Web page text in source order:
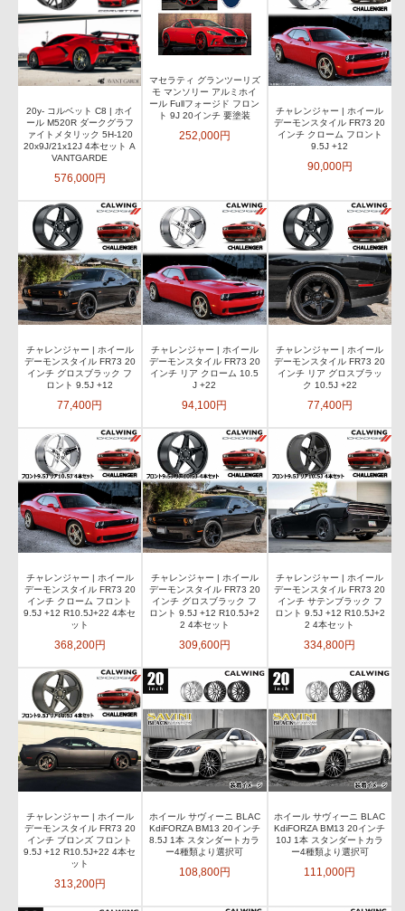
20y- コルベット C8 | ホイ
ール M520R ダークグラフ
ァイトメタリック 5H-120
20x9J/21x12J 4本セット A
VANTGARDE
576,000円
マセラティ グランツーリズ
モ マンソリー アルミホイ
ール Fullフォージド フロン
ト 9J 20インチ 要塗装
252,000円
チャレンジャー | ホイール
デーモンスタイル FR73 20
インチ クローム フロント
9.5J +12
90,000円
チャレンジャー | ホイール
デーモンスタイル FR73 20
インチ グロスブラック フ
ロント 9.5J +12
77,400円
チャレンジャー | ホイール
デーモンスタイル FR73 20
インチ リア クローム 10.5
J +22
94,100円
チャレンジャー | ホイール
デーモンスタイル FR73 20
インチ リア グロスブラッ
ク 10.5J +22
77,400円
チャレンジャー | ホイール
デーモンスタイル FR73 20
インチ クローム フロント
9.5J +12 R10.5J+22 4本セ
ット
368,200円
チャレンジャー | ホイール
デーモンスタイル FR73 20
インチ グロスブラック フ
ロント 9.5J +12 R10.5J+2
2 4本セット
309,600円
チャレンジャー | ホイール
デーモンスタイル FR73 20
インチ サテンブラック フ
ロント 9.5J +12 R10.5J+2
2 4本セット
334,800円
チャレンジャー | ホイール
デーモンスタイル FR73 20
インチ ブロンズ フロント
9.5J +12 R10.5J+22 4本セ
ット
313,200円
ホイール サヴィーニ BLAC
KdiFORZA BM13 20インチ
8.5J 1本 スタンダートカラ
ー4種類より選択可
108,800円
ホイール サヴィーニ BLAC
KdiFORZA BM13 20インチ
10J 1本 スタンダートカラ
ー4種類より選択可
111,000円